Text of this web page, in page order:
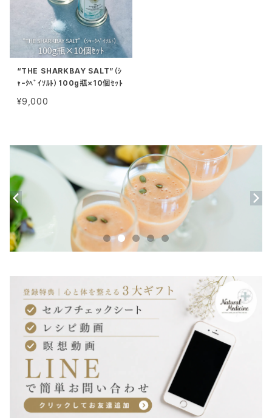
“THE SHARKBAY SALT”（ｼ
ｬｰｸﾍﾞｲｿﾙﾄ）100g瓶×10個ｾｯﾄ
¥9,000